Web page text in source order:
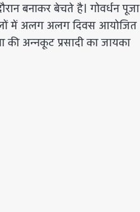
बनाकर बेचते है। गोवर्धन पूजा
में अलग अलग दिवस आयोजित
अन्नकूट प्रसादी का जायका